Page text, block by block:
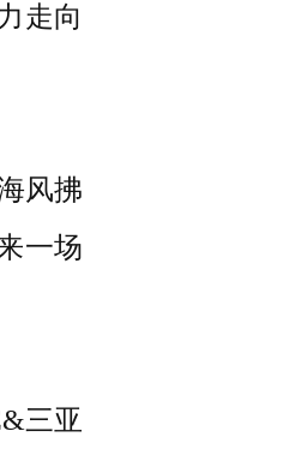
走向
风拂
一场
三亚